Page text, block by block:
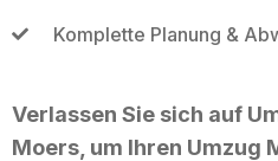
Komplette Planung &
Verlassen Sie sich auf
Moers, um Ihren Umzug